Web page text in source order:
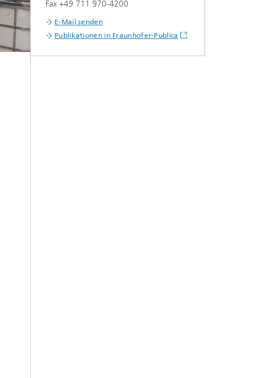
Fax +49 711 970-4200
E-Mail senden
Publikationen in Fraunhofer-Publica